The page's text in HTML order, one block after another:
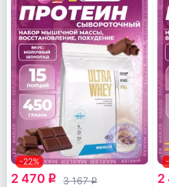
-22%
2 470 q 3 167q 2